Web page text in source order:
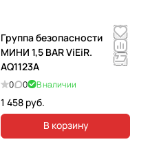
Группа безопасности
МИНИ 1,5 BAR ViEiR.
AQ1123A
0 0 В наличии
1 458 руб.
В корзину